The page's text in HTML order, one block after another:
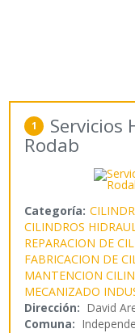
1 Servicios
Rodab
Categoría:
CILINDROS
REPARACION DE
FABRICACION DE
MANTENCION
MECANIZADO
Dirección: David
Comuna: